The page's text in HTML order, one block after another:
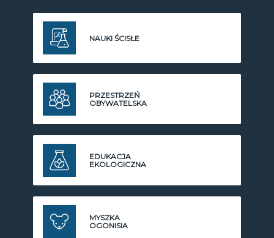
NAUKI ŚCISŁE
PRZESTRZEŃ
OBYWATELSKA
EDUKACJA
EKOLOGICZNA
MYSZKA
OGONISIA